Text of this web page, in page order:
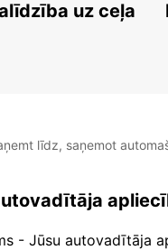
uz ceļa
līdz, saņemot
- Jūsu autovadītāja